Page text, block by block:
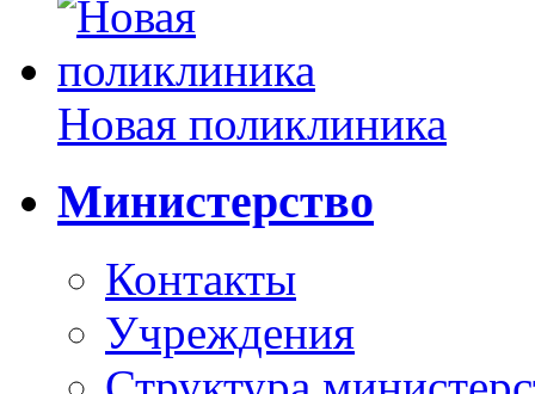
Новая поликлиника
Министерство
Контакты
Учреждения